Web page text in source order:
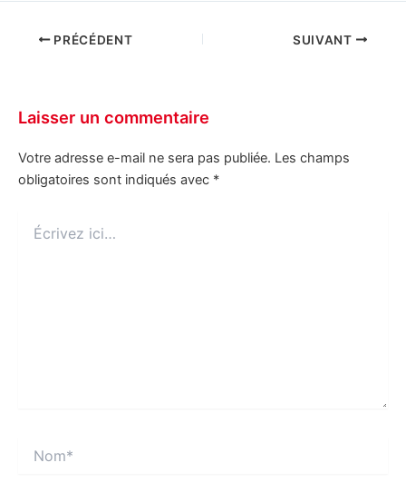
PRÉCÉDENT SUIVANT
Laisser un commentaire
Votre adresse e-mail ne sera pas publiée. Les champs
obligatoires sont indiqués avec *
ici…